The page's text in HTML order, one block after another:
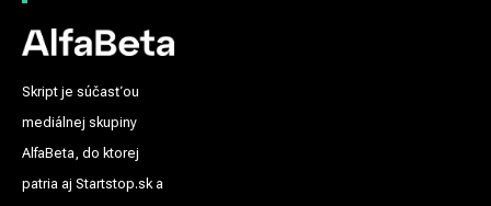
Skript je súčasťou
mediálnej skupiny
AlfaBeta, do ktorej
patria aj Startstop.sk a